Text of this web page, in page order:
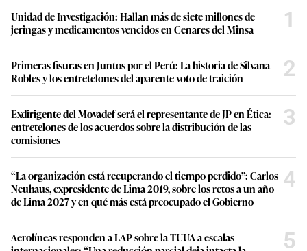
Unidad de Investigación: Hallan más de siete millones de
jeringas y medicamentos vencidos en Cenares del Minsa
1
Primeras fisuras en Juntos por el Perú: La historia de Silvana
Robles y los entretelones del aparente voto de traición
2
Exdirigente del Movadef será el representante de JP en Ética:
entretelones de los acuerdos sobre la distribución de las
comisiones
3
“La organización está recuperando el tiempo perdido”: Carlos
Neuhaus, expresidente de Lima 2019, sobre los retos a un año
de Lima 2027 y en qué más está preocupado el Gobierno
4
Aerolíneas responden a LAP sobre la TUUA a escalas
5